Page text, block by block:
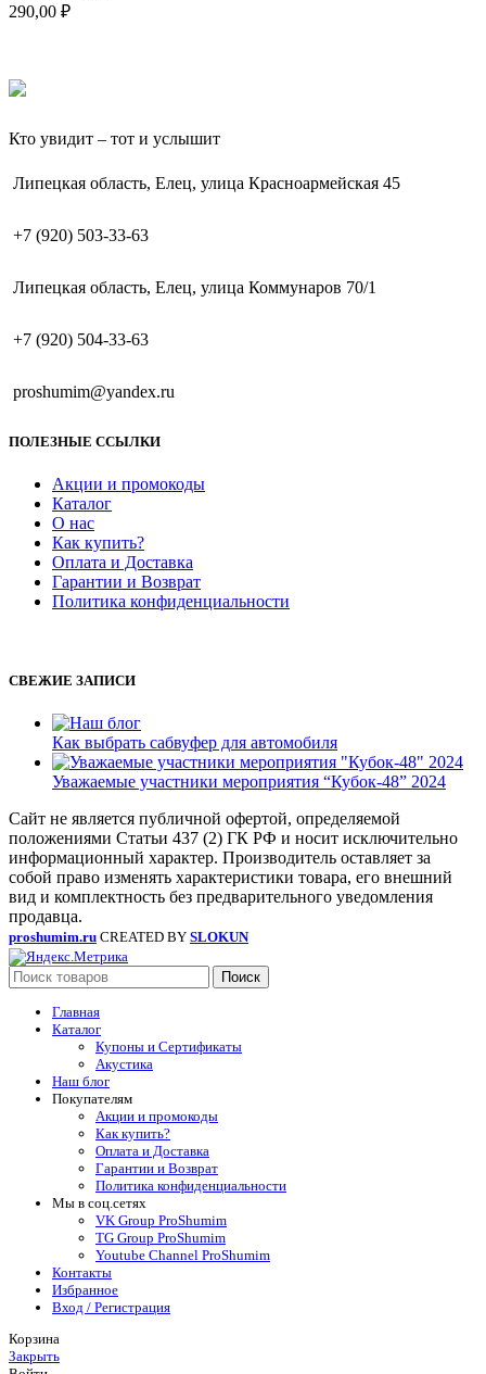
290,00 ₽
Кто увидит – тот и услышит
Липецкая область, Елец, улица Красноармейская 45
+7 (920) 503-33-63
Липецкая область, Елец, улица Коммунаров 70/1
+7 (920) 504-33-63
proshumim@yandex.ru
ПОЛЕЗНЫЕ ССЫЛКИ
Акции и промокоды
Каталог
О нас
Как купить?
Оплата и Доставка
Гарантии и Возврат
Политика конфиденциальности
СВЕЖИЕ ЗАПИСИ
Как выбрать сабвуфер для автомобиля
Уважаемые участники мероприятия “Кубок-48” 2024
Сайт не является публичной офертой, определяемой
положениями Статьи 437 (2) ГК РФ и носит исключительно
информационный характер. Производитель оставляет за
собой право изменять характеристики товара, его внешний
вид и комплектность без предварительного уведомления
продавца.
proshumim.ru CREATED BY SLOKUN
Поиск
Главная
Каталог
Купоны и Сертификаты
Акустика
Наш блог
Покупателям
Акции и промокоды
Как купить?
Оплата и Доставка
Гарантии и Возврат
Политика конфиденциальности
Мы в соц.сетях
VK Group ProShumim
TG Group ProShumim
Youtube Channel ProShumim
Контакты
Избранное
Вход / Регистрация
Корзина
Закрыть